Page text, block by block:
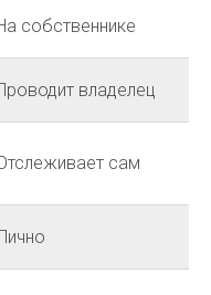
собственнике
владелец
сам